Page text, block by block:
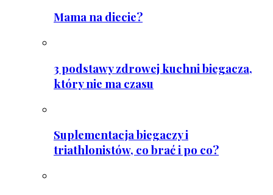
Mama na diecie?
3 podstawy zdrowej kuchni biegacza,
który nie ma czasu
Suplementacja biegaczy i
triathlonistów, co brać i po co?